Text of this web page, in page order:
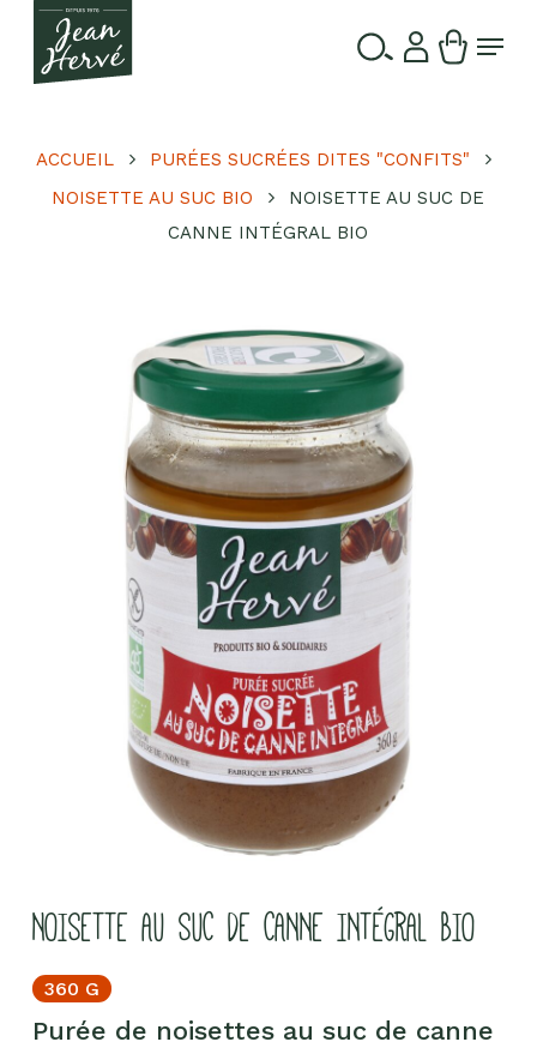
Passer
contenu
Menu
ACCUEIL
PURÉES SUCRÉES DITES "CONFITS"
NOISETTE AU SUC BIO
NOISETTE AU SUC DE
CANNE INTÉGRAL BIO
NOISETTE AU SUC DE CANNE INTÉGRAL BIO
360 G
Purée de noisettes au suc de canne